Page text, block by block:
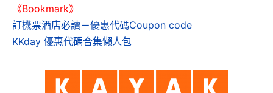
《Bookmark》
訂機票酒店必讀－優惠代碼Coupon code
KKday 優惠代碼合集懶人包